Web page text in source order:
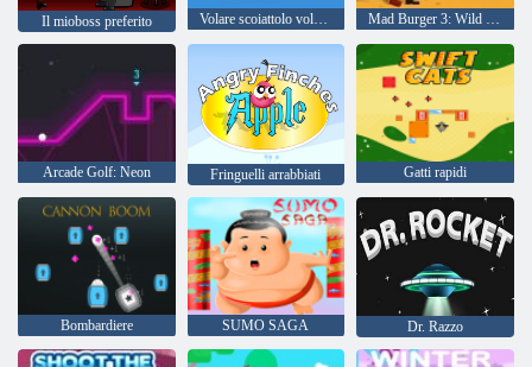
Il mioboss preferito Volare scoiattolo volare 2 Mad Burger 3: Wild West
Arcade Golf: Neon Fringuelli arrabbiati Gatti rapidi
Bombardiere SUMO SAGA Dr. Razzo